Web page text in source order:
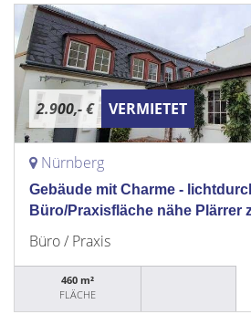
2.900,- € VERMIETET
Nürnberg
Gebäude mit Charme -
Büro/Praxisfläche nähe Plärrer
Büro / Praxis
460 m²
FLÄCHE